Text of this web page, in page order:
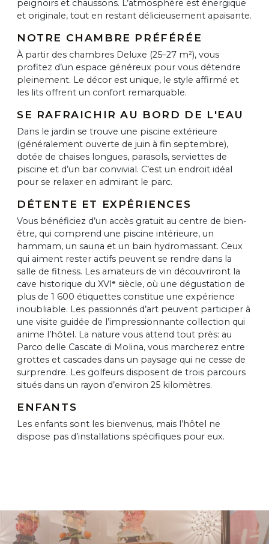
peignoirs et chaussons. L’atmosphère est énergique
et originale, tout en restant délicieusement apaisante.
NOTRE CHAMBRE PRÉFÉRÉE
À partir des chambres Deluxe (25–27 m²), vous
profitez d’un espace généreux pour vous détendre
pleinement. Le décor est unique, le style affirmé et
les lits offrent un confort remarquable.
SE RAFRAICHIR AU BORD DE L'EAU
Dans le jardin se trouve une piscine extérieure
(généralement ouverte de juin à fin septembre),
dotée de chaises longues, parasols, serviettes de
piscine et d’un bar convivial. C’est un endroit idéal
pour se relaxer en admirant le parc.
DÉTENTE ET EXPÉRIENCES
Vous bénéficiez d’un accès gratuit au centre de bien-
être, qui comprend une piscine intérieure, un
hammam, un sauna et un bain hydromassant. Ceux
qui aiment rester actifs peuvent se rendre dans la
salle de fitness. Les amateurs de vin découvriront la
cave historique du XVIᵉ siècle, où une dégustation de
plus de 1 600 étiquettes constitue une expérience
inoubliable. Les passionnés d’art peuvent participer à
une visite guidée de l’impressionnante collection qui
anime l’hôtel. La nature vous attend tout près: au
Parco delle Cascate di Molina, vous marcherez entre
grottes et cascades dans un paysage qui ne cesse de
surprendre. Les golfeurs disposent de trois parcours
situés dans un rayon d’environ 25 kilomètres.
ENFANTS
Les enfants sont les bienvenus, mais l’hôtel ne
dispose pas d’installations spécifiques pour eux.